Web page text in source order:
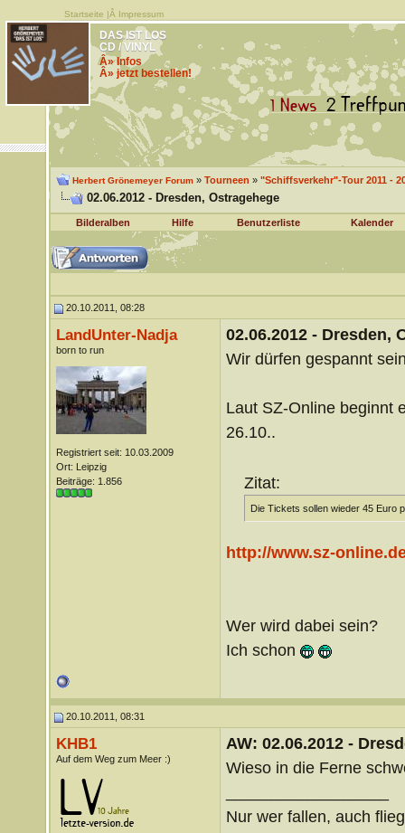
Startseite |Â Impressum
DAS IST LOS
CD / VINYL
Â» Infos
Â» jetzt bestellen!
Herbert Grönemeyer Forum» Tourneen » "Schiffsverkehr"-Tour 2011 -
02.06.2012 - Dresden, Ostragehege
Bilderalben Hilfe Benutzerliste Kalender
20.10.2011, 08:28
LandUnter-Nadja
born to run
Registriert seit: 10.03.2009
Ort: Leipzig
Beiträge: 1.856
02.06.2012 - Dresden,
Wir dürfen gespannt
Laut SZ-Online beginnt
26.10..
Zitat:
Die Tickets sollen wieder 45 Euro
http://www.sz-
Wer wird dabei sein?
Ich schon
20.10.2011, 08:31
KHB1
Auf dem Weg zum Meer :)
AW: 02.06.2012 -
Wieso in die Ferne
Nur wer fallen, auch